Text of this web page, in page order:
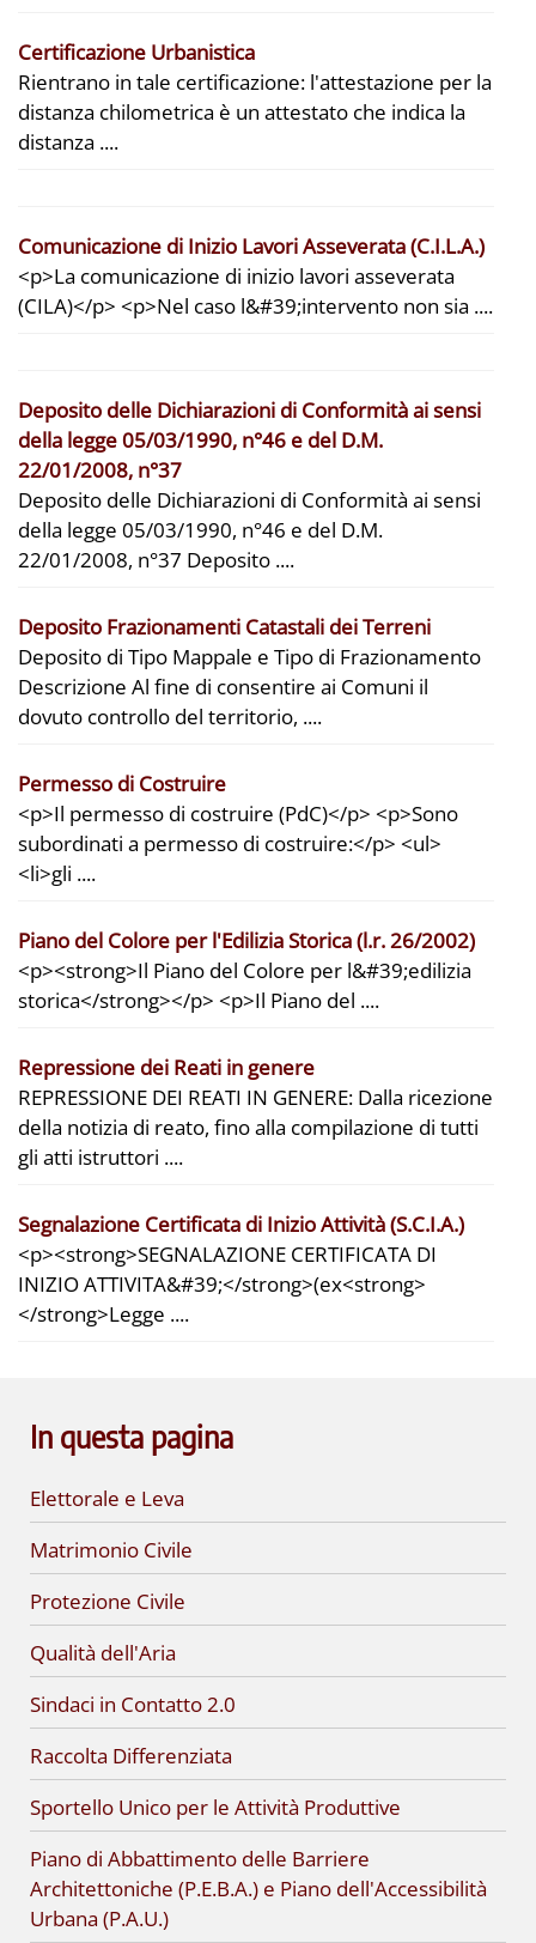
Certificazione Urbanistica
Rientrano in tale certificazione: l'attestazione per la
distanza chilometrica è un attestato che indica la
distanza ....
Comunicazione di Inizio Lavori Asseverata (C.I.L.A.)
<p>La comunicazione di inizio lavori asseverata
(CILA)</p> <p>Nel caso l&#39;intervento non sia ....
Deposito delle Dichiarazioni di Conformità ai sensi
della legge 05/03/1990, n°46 e del D.M.
22/01/2008, n°37
Deposito delle Dichiarazioni di Conformità ai sensi
della legge 05/03/1990, n°46 e del D.M.
22/01/2008, n°37 Deposito ....
Deposito Frazionamenti Catastali dei Terreni
Deposito di Tipo Mappale e Tipo di Frazionamento
Descrizione Al fine di consentire ai Comuni il
dovuto controllo del territorio, ....
Permesso di Costruire
<p>Il permesso di costruire (PdC)</p> <p>Sono
subordinati a permesso di costruire:</p> <ul>
<li>gli ....
Piano del Colore per l'Edilizia Storica (l.r. 26/2002)
<p><strong>Il Piano del Colore per l&#39;edilizia
storica</strong></p> <p>Il Piano del ....
Repressione dei Reati in genere
REPRESSIONE DEI REATI IN GENERE: Dalla ricezione
della notizia di reato, fino alla compilazione di tutti
gli atti istruttori ....
Segnalazione Certificata di Inizio Attività (S.C.I.A.)
<p><strong>SEGNALAZIONE CERTIFICATA DI
INIZIO ATTIVITA&#39;</strong>(ex<strong>
</strong>Legge ....
In questa pagina
Elettorale e Leva
Matrimonio Civile
Protezione Civile
Qualità dell'Aria
Sindaci in Contatto 2.0
Raccolta Differenziata
Sportello Unico per le Attività Produttive
Piano di Abbattimento delle Barriere
Architettoniche (P.E.B.A.) e Piano dell'Accessibilità
Urbana (P.A.U.)